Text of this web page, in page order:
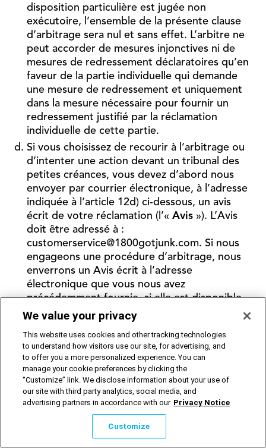
disposition particulière est jugée non
exécutoire, l’ensemble de la présente clause
d’arbitrage sera nul et sans effet. L’arbitre ne
peut accorder de mesures injonctives ni de
mesures de redressement déclaratoires qu’en
faveur de la partie individuelle qui demande
une mesure de redressement et uniquement
dans la mesure nécessaire pour fournir un
redressement justifié par la réclamation
individuelle de cette partie.
Si vous choisissez de recourir à l’arbitrage ou
d’intenter une action devant un tribunal des
petites créances, vous devez d’abord nous
envoyer par courrier électronique, à l’adresse
indiquée à l’article 12d) ci-dessous, un avis
écrit de votre réclamation (l’« Avis »). L’Avis
doit être adressé à :
customerservice@1800gotjunk.com. Si nous
engageons une procédure d’arbitrage, nous
enverrons un Avis écrit à l’adresse
électronique que vous nous avez
précédemment fournie, si elle est disponible.
L’Avis, qu’il soit envoyé par vous ou par nous,
doit i) décrire la nature et le fondement de la
réclamation ou du litige; et ii) énoncer la
mesure de redressement précise qui est
sollicitée (la «Demande»). Si nous ne
parvenons pas tous les deux à un accord pour
résoudre la réclamation dans les trente
(30) jours suivant la réception de l’Avis, nous
pouvons ou vous pouvez entamer une
procédure d’arbitrage ou déposer une
We value your privacy
This website uses cookies and other tracking technologies
to understand how visitors use our site, for advertising, and
to offer you a more personalized experience. You can
manage your cookie preferences by clicking the
“Customize” link. We disclose information about your use of
our site with third party analytics, social media, and
advertising partners in accordance with our Privacy Notice
Customize